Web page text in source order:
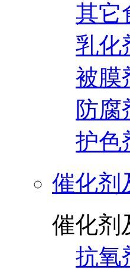
其它
乳化
被膜
防腐
护色
催化剂
催化剂
抗氧